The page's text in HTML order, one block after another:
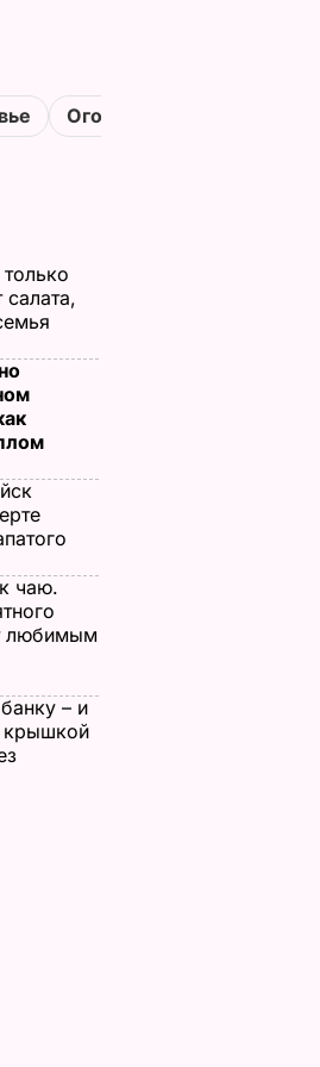
Огороды
чаю.
любимым
– и
крышкой